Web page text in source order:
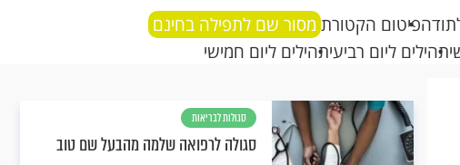
פיטום הקטורת מסור שם לתפילה בחינם
תהילים ליום רביעיתהילים ליום חמישי
סגולות לבריאות
סגולה לרפואה שלמה מהבעל שם טוב